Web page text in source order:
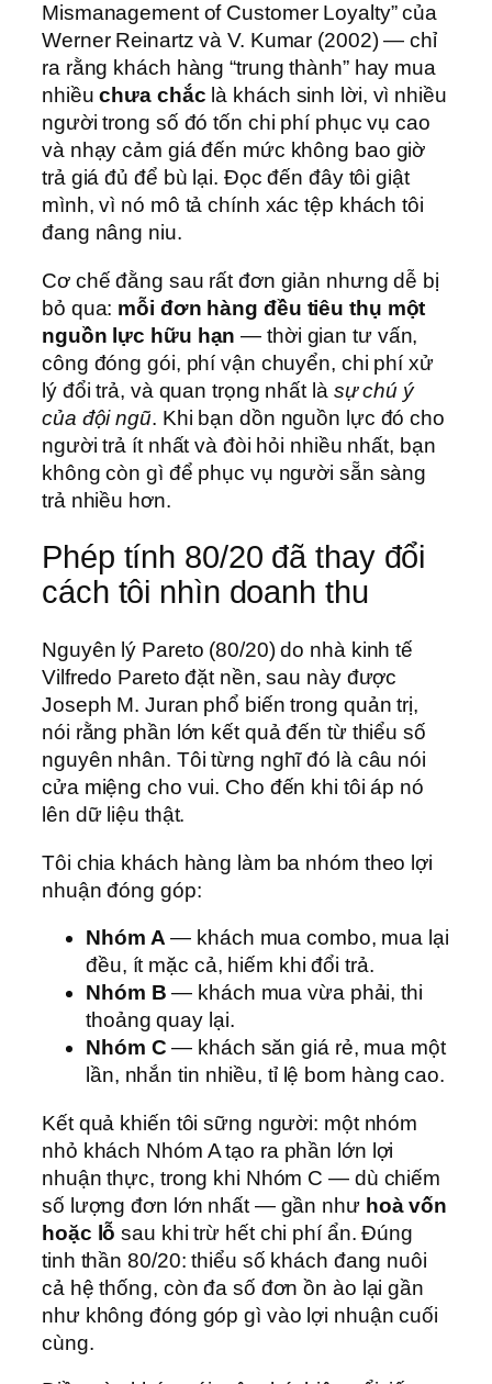
Mismanagement of Customer Loyalty” của
Werner Reinartz và V. Kumar (2002) — chỉ
ra rằng khách hàng “trung thành” hay mua
nhiềuchưa chắc là khách sinh lời, vì nhiều
người trong số đó tốn chi phí phục vụ cao
và nhạy cảm giá đến mức không bao giờ
trả giá đủ để bù lại. Đọc đến đây tôi giật
mình, vì nó mô tả chính xác tệp khách tôi
đang nâng niu.
Cơ chế đằng sau rất đơn giản nhưng dễ bị
bỏ qua: mỗi đơn hàng đều tiêu thụ một
nguồn lực hữu hạn — thời gian tư vấn,
công đóng gói, phí vận chuyển, chi phí xử
lý đổi trả, và quan trọng nhất là sự chú ý
của đội ngũ. Khi bạn dồn nguồn lực đó cho
người trả ít nhất và đòi hỏi nhiều nhất, bạn
không còn gì để phục vụ người sẵn sàng
trả nhiều hơn.
Phép tính 80/20 đã thay đổi
cách tôi nhìn doanh thu
Nguyên lý Pareto (80/20) do nhà kinh tế
Vilfredo Pareto đặt nền, sau này được
Joseph M. Juran phổ biến trong quản trị,
nói rằng phần lớn kết quả đến từ thiểu số
nguyên nhân. Tôi từng nghĩ đó là câu nói
cửa miệng cho vui. Cho đến khi tôi áp nó
lên dữ liệu thật.
Tôi chia khách hàng làm ba nhóm theo lợi
nhuận đóng góp:
Nhóm A — khách mua combo, mua lại
đều, ít mặc cả, hiếm khi đổi trả.
Nhóm B — khách mua vừa phải, thi
thoảng quay lại.
Nhóm C — khách săn giá rẻ, mua một
lần, nhắn tin nhiều, tỉ lệ bom hàng cao.
Kết quả khiến tôi sững người: một nhóm
nhỏ khách Nhóm A tạo ra phần lớn lợi
nhuận thực, trong khi Nhóm C — dù chiếm
số lượng đơn lớn nhất — gần như hoà vốn
hoặc lỗ sau khi trừ hết chi phí ẩn. Đúng
tinh thần 80/20: thiểu số khách đang nuôi
cả hệ thống, còn đa số đơn ồn ào lại gần
như không đóng góp gì vào lợi nhuận cuối
cùng.